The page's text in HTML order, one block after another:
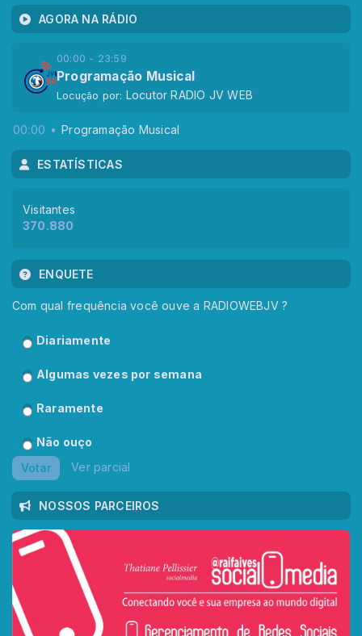
AGORA NA RÁDIO
00:00 - 23:59
Programação Musical
Locução por: Locutor RADIO JV WEB
00:00 Programação Musical
ESTATÍSTICAS
Visitantes
370.880
ENQUETE
Com qual frequência você ouve a RADIOWEBJV ?
Diariamente
Algumas vezes por semana
Raramente
Não ouço
Votar
Ver parcial
NOSSOS PARCEIROS